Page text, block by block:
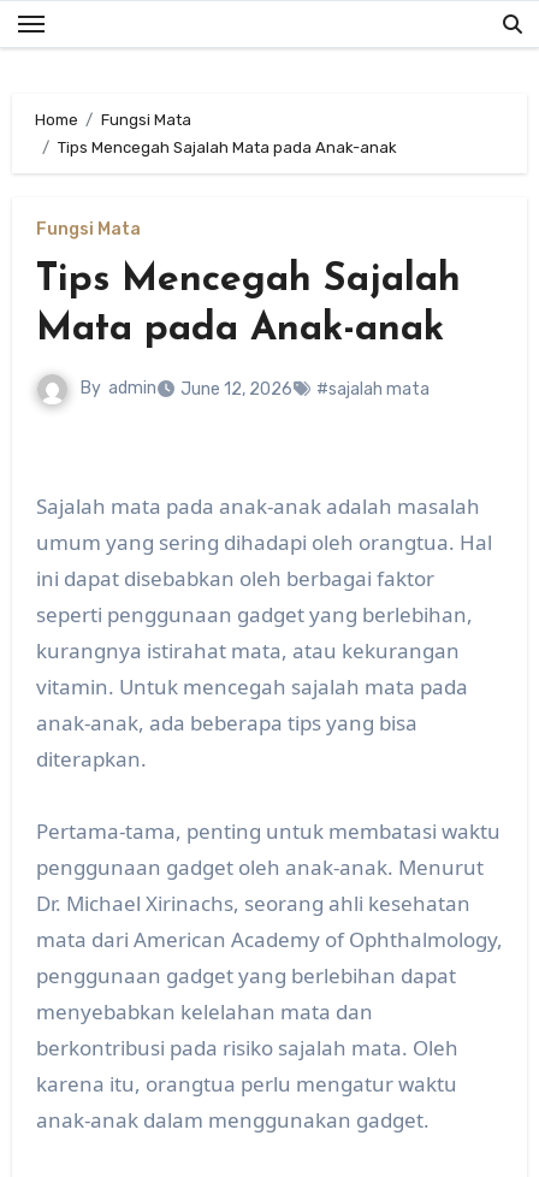
Skip
to
Home
Fungsi Mata
Tips Mencegah Sajalah Mata pada Anak-anak
Fungsi Mata
Tips Mencegah Sajalah
Mata pada Anak-anak
By admin June 12, 2026 #sajalah mata
Sajalah mata pada anak-anak adalah masalah
umum yang sering dihadapi oleh orangtua. Hal
ini dapat disebabkan oleh berbagai faktor
seperti penggunaan gadget yang berlebihan,
kurangnya istirahat mata, atau kekurangan
vitamin. Untuk mencegah sajalah mata pada
anak-anak, ada beberapa tips yang bisa
diterapkan.
Pertama-tama, penting untuk membatasi waktu
penggunaan gadget oleh anak-anak. Menurut
Dr. Michael Xirinachs, seorang ahli kesehatan
mata dari American Academy of Ophthalmology,
penggunaan gadget yang berlebihan dapat
menyebabkan kelelahan mata dan
berkontribusi pada risiko sajalah mata. Oleh
karena itu, orangtua perlu mengatur waktu
anak-anak dalam menggunakan gadget.